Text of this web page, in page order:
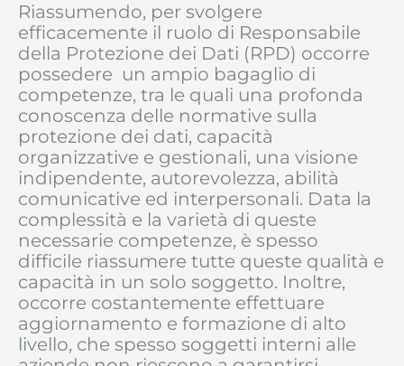
Riassumendo, per svolgere
efficacemente il ruolo di Responsabile
della Protezione dei Dati (RPD) occorre
possedere un ampio bagaglio di
competenze, tra le quali una profonda
conoscenza delle normative sulla
protezione dei dati, capacità
organizzative e gestionali, una visione
indipendente, autorevolezza, abilità
comunicative ed interpersonali. Data la
complessità e la varietà di queste
necessarie competenze, è spesso
difficile riassumere tutte queste qualità e
capacità in un solo soggetto. Inoltre,
occorre costantemente effettuare
aggiornamento e formazione di alto
livello, che spesso soggetti interni alle